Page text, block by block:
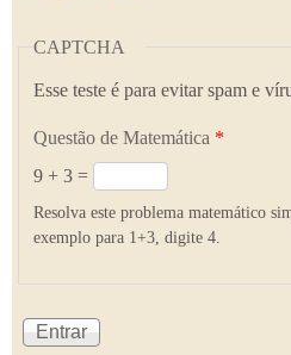
CAPTCHA
Esse teste é para evitar spam e
Questão de Matemática *
9 + 3 =
Resolva este problema matemático
exemplo para 1+3, digite 4.